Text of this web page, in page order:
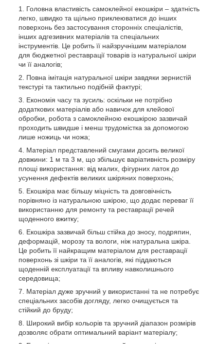
Головна властивість самоклейної екошкіри – здатність
легко, швидко та щільно приклеюватися до інших
поверхонь без застосування сторонніх спеціалістів,
інших адгезивних матеріалів та спеціальних
інструментів. Це робить її найзручнішим матеріалом
для бюджетної реставрації товарів із натуральної шкіри
чи її аналогів;
Повна імітація натуральної шкіри завдяки зернистій
текстурі та тактильно подібній фактурі;
Економія часу та зусиль: оскільки не потрібно
додаткових матеріалів або навичок для клейової
обробки, робота з самоклейною екошкірою зазвичай
проходить швидше і менш трудомістка за допомогою
лише ножиць чи ножа;
Матеріал представлений смугами досить великої
довжини: 1 м та 3 м, що збільшує варіативність розміру
площі використання: від малих, фігурних латок до
усунення дефектів великих шкіряних поверхонь;
Екошкіра має більшу міцність та довговічність
порівняно із натуральною шкірою, що додає переваг її
використанню для ремонту та реставрації речей
щоденного вжитку;
Екошкіра зазвичай більш стійка до зносу, подряпин,
деформацій, морозу та вологи, ніж натуральна шкіра.
Це робить її найкращим матеріалом для реставрації
поверхонь зі шкіри та її аналогів, які піддаються
щоденній експлуатації та впливу навколишнього
середовища;
Матеріал дуже зручний у використанні та не потребує
спеціальних засобів догляду, легко очищується та
стійкий до бруду;
Широкий вибір кольорів та зручний діапазон розмірів
дозволяє обрати оптимальний варіант матеріалу;